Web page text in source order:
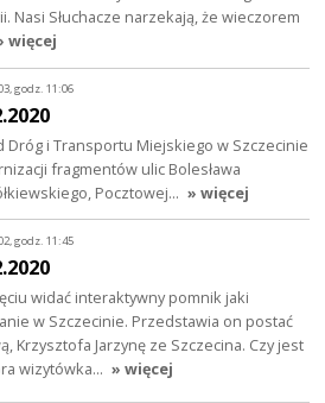
Nasi Słuchacze narzekają, że wieczorem
więcej
godz. 11:06
Dróg i Transportu Miejskiego w Szczecinie
fragmentów ulic Bolesława
Pocztowej… » więcej
godz. 11:45
widać interaktywny pomnik jaki
w Szczecinie. Przedstawia on postać
Krzysztofa Jarzynę ze Szczecina. Czy jest
wizytówka… » więcej